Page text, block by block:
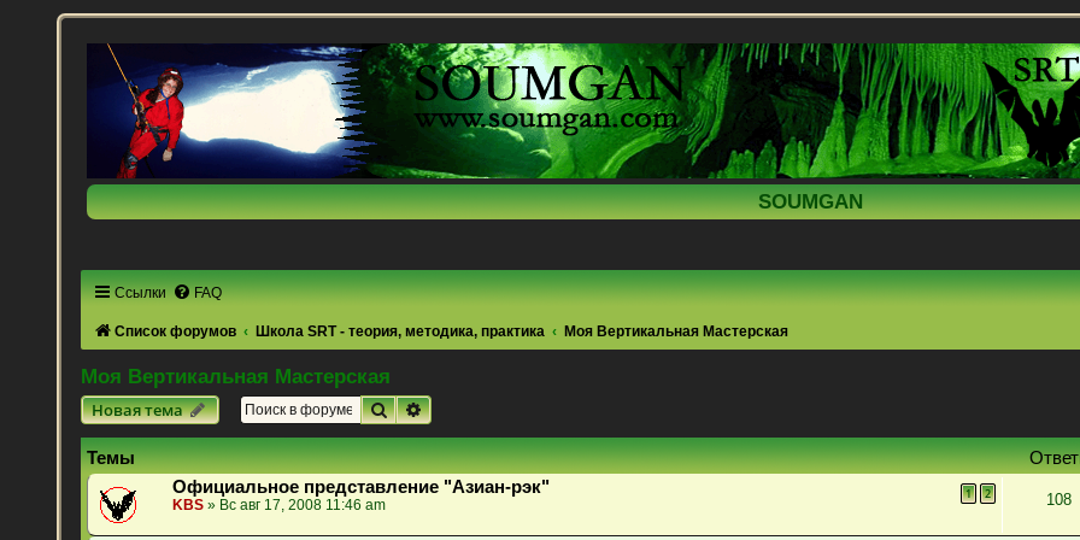
SOUMGAN
Ссылки FAQ
Список форумов Школа SRT - теория, методика, практика Моя Вертикальная Мастерская
Моя Вертикальная Мастерская
Новая тема
ПоискРасширенный поиск
Темы
Официальное представление "Азиан-рэк"
KBS » Вс авг 17, 2008 11:46 am
1 2 108